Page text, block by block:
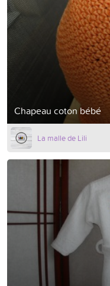
Chapeau coton bébé
La malle de Lili